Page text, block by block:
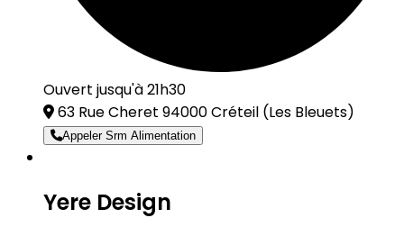
Ouvert jusqu'à 21h30
63 Rue Cheret 94000 Créteil (Les Bleuets)
Appeler Srm Alimentation
Yere Design